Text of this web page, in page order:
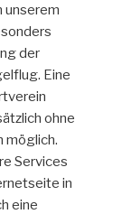
unserem
der
Eine
ohne
möglich.
Services
in
eine